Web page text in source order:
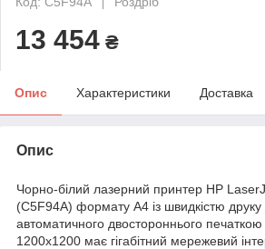
13 454 ₴
Опис Характеристики Доставка
Опис
Чорно-білий лазерний принтер HP
(C5F94A) формату А4 із швидкістю друку
автоматичного двостороннього печаткою
1200х1200 має гігабітний мережевий